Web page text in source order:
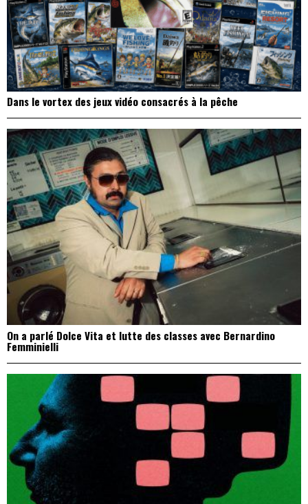
Dans le vortex des jeux vidéo consacrés à la pêche
On a parlé Dolce Vita et lutte des classes avec Bernardino
Femminielli